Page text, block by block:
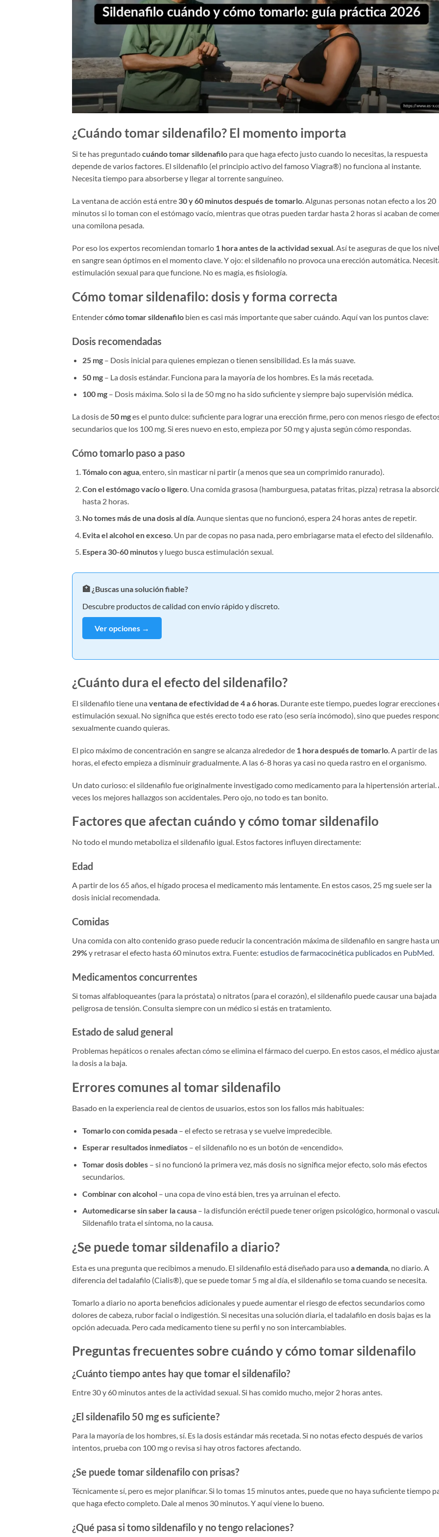
¿Cuándo tomar sildenafilo? El momento importa
Si te has preguntadocuándo tomar sildenafilo para que haga efecto justo cuando lo necesitas, la respuesta
depende de varios factores. El sildenafilo (el principio activo del famoso Viagra®) no funciona al instante.
Necesita tiempo para absorberse y llegar al torrente sanguíneo.
La ventana de acción está entre 30 y 60 minutos después de tomarlo. Algunas personas notan efecto a los 20
minutos si lo toman con el estómago vacío, mientras que otras pueden tardar hasta 2 horas si acaban de
una comilona pesada.
Por eso los expertos recomiendan tomarlo 1 hora antes de la actividad sexual. Así te aseguras de que los
en sangre sean óptimos en el momento clave. Y ojo: el sildenafilo no provoca una erección automática.
estimulación sexual para que funcione. No es magia, es fisiología.
Cómo tomar sildenafilo: dosis y forma correcta
Entendercómo tomar sildenafilo bien es casi más importante que saber cuándo. Aquí van los puntos clave:
Dosis recomendadas
25 mg– Dosis inicial para quienes empiezan o tienen sensibilidad. Es la más suave.
50 mg– La dosis estándar. Funciona para la mayoría de los hombres. Es la más recetada.
100 mg– Dosis máxima. Solo si la de 50 mg no ha sido suficiente y siempre bajo supervisión médica.
La dosis de50 mges el punto dulce: suficiente para lograr una erección firme, pero con menos riesgo de
secundarios que los 100 mg. Si eres nuevo en esto, empieza por 50 mg y ajusta según cómo respondas.
Cómo tomarlo paso a paso
Tómalo con agua, entero, sin masticar ni partir (a menos que sea un comprimido ranurado).
Con el estómago vacío o ligero. Una comida grasosa (hamburguesa, patatas fritas, pizza) retrasa la
hasta 2 horas.
No tomes más de una dosis al día. Aunque sientas que no funcionó, espera 24 horas antes de repetir.
Evita el alcohol en exceso. Un par de copas no pasa nada, pero embriagarse mata el efecto del sildenafilo.
Espera 30-60 minutosy luego busca estimulación sexual.
🏥 ¿Buscas una solución fiable?
Descubre productos de calidad con envío rápido y discreto.
Ver opciones →
¿Cuánto dura el efecto del sildenafilo?
El sildenafilo tiene una ventana de efectividad de 4 a 6 horas. Durante este tiempo, puedes lograr erecciones
estimulación sexual. No significa que estés erecto todo ese rato (eso sería incómodo), sino que puedes
sexualmente cuando quieras.
El pico máximo de concentración en sangre se alcanza alrededor de 1 hora después de tomarlo . A partir de
horas, el efecto empieza a disminuir gradualmente. A las 6-8 horas ya casi no queda rastro en el organismo.
Un dato curioso: el sildenafilo fue originalmente investigado como medicamento para la hipertensión arterial.
veces los mejores hallazgos son accidentales. Pero ojo, no todo es tan bonito.
Factores que afectan cuándo y cómo tomar sildenafilo
No todo el mundo metaboliza el sildenafilo igual. Estos factores influyen directamente:
Edad
A partir de los 65 años, el hígado procesa el medicamento más lentamente. En estos casos, 25 mg suele ser la
dosis inicial recomendada.
Comidas
Una comida con alto contenido graso puede reducir la concentración máxima de sildenafilo en sangre hasta un
29%y retrasar el efecto hasta 60 minutos extra. Fuente: estudios de farmacocinética publicados en PubMed
Medicamentos concurrentes
Si tomas alfabloqueantes (para la próstata) o nitratos (para el corazón), el sildenafilo puede causar una bajada
peligrosa de tensión. Consulta siempre con un médico si estás en tratamiento.
Estado de salud general
Problemas hepáticos o renales afectan cómo se elimina el fármaco del cuerpo. En estos casos, el médico
la dosis a la baja.
Errores comunes al tomar sildenafilo
Basado en la experiencia real de cientos de usuarios, estos son los fallos más habituales:
Tomarlo con comida pesada– el efecto se retrasa y se vuelve impredecible.
Esperar resultados inmediatos– el sildenafilo no es un botón de «encendido».
Tomar dosis dobles– si no funcionó la primera vez, más dosis no significa mejor efecto, solo más efectos
secundarios.
Combinar con alcohol– una copa de vino está bien, tres ya arruinan el efecto.
Automedicarse sin saber la causa– la disfunción eréctil puede tener origen psicológico, hormonal o
Sildenafilo trata el síntoma, no la causa.
¿Se puede tomar sildenafilo a diario?
Esta es una pregunta que recibimos a menudo. El sildenafilo está diseñado para usoa demanda , no diario. A
diferencia del tadalafilo (Cialis®), que se puede tomar 5 mg al día, el sildenafilo se toma cuando se necesita.
Tomarlo a diario no aporta beneficios adicionales y puede aumentar el riesgo de efectos secundarios como
dolores de cabeza, rubor facial o indigestión. Si necesitas una solución diaria, el tadalafilo en dosis bajas es la
opción adecuada. Pero cada medicamento tiene su perfil y no son intercambiables.
Preguntas frecuentes sobre cuándo y cómo tomar sildenafilo
¿Cuánto tiempo antes hay que tomar el sildenafilo?
Entre 30 y 60 minutos antes de la actividad sexual. Si has comido mucho, mejor 2 horas antes.
¿El sildenafilo 50 mg es suficiente?
Para la mayoría de los hombres, sí. Es la dosis estándar más recetada. Si no notas efecto después de varios
intentos, prueba con 100 mg o revisa si hay otros factores afectando.
¿Se puede tomar sildenafilo con prisas?
Técnicamente sí, pero es mejor planificar. Si lo tomas 15 minutos antes, puede que no haya suficiente tiempo
que haga efecto completo. Dale al menos 30 minutos. Y aquí viene lo bueno.
¿Qué pasa si tomo sildenafilo y no tengo relaciones?